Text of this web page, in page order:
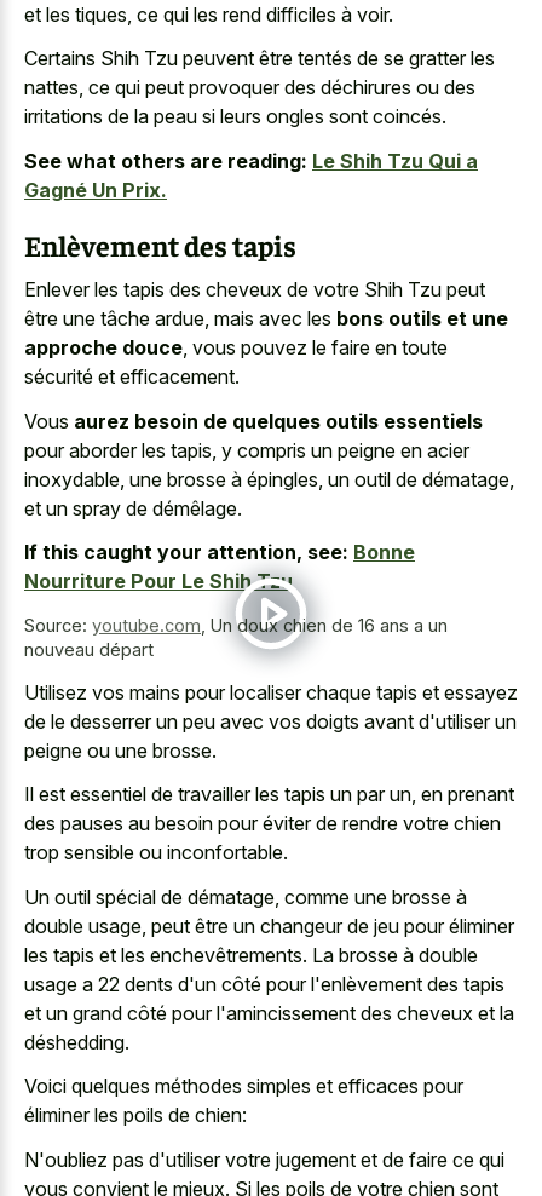
et les tiques, ce qui les rend difficiles à voir.
Certains Shih Tzu peuvent être tentés de se gratter les
nattes, ce qui peut provoquer des déchirures ou des
irritations de la peau si leurs ongles sont coincés.
See what others are reading: Le Shih Tzu Qui a
Gagné Un Prix.
Enlèvement des tapis
Enlever les tapis des cheveux de votre Shih Tzu peut
être une tâche ardue, mais avec les bons outils et une
approche douce, vous pouvez le faire en toute
sécurité et efficacement.
Vous aurez besoin de quelques outils essentiels
pour aborder les tapis, y compris un peigne en acier
inoxydable, une brosse à épingles, un outil de dématage,
et un spray de démêlage.
If this caught your attention, see: Bonne
Nourriture Pour Le Shih Tzu
Source: youtube.com Un doux chien de 16 ans a un
nouveau départ
Utilisez vos mains pour localiser chaque tapis et essayez
de le desserrer un peu avec vos doigts avant d'utiliser un
peigne ou une brosse.
Il est essentiel de travailler les tapis un par un, en prenant
des pauses au besoin pour éviter de rendre votre chien
trop sensible ou inconfortable.
Un outil spécial de dématage, comme une brosse à
double usage, peut être un changeur de jeu pour éliminer
les tapis et les enchevêtrements. La brosse à double
usage a 22 dents d'un côté pour l'enlèvement des tapis
et un grand côté pour l'amincissement des cheveux et la
déshedding.
Voici quelques méthodes simples et efficaces pour
éliminer les poils de chien:
N'oubliez pas d'utiliser votre jugement et de faire ce qui
vous convient le mieux. Si les poils de votre chien sont